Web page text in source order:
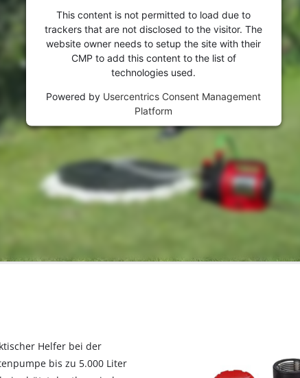
This content is not permitted to load due to
trackers that are not disclosed to the visitor. The
website owner needs to setup the site with their
CMP to add this content to the list of
technologies used.
Powered by Usercentrics Consent Management
Platform
Helfer bei der
bis zu 5.000 Liter